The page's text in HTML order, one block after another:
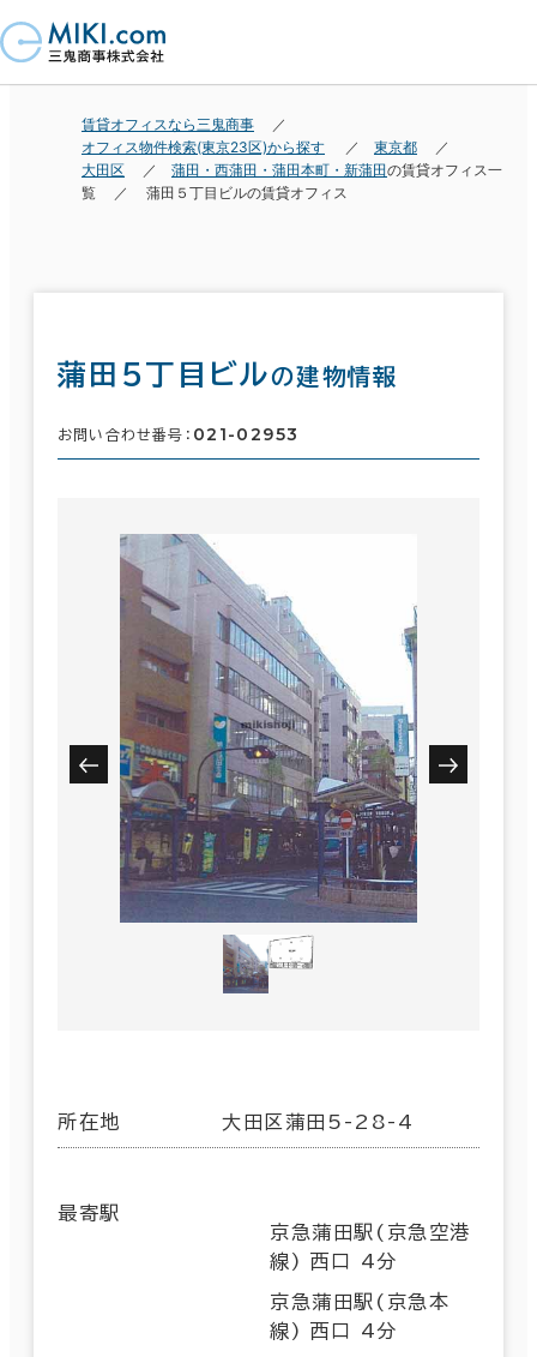
賃貸オフィスなら三鬼商事
オフィス物件検索(東京23区)から探す
東京都
大田区
蒲田・西蒲田・蒲田本町・新蒲田の賃貸オフィス一
覧
蒲田５丁目ビルの賃貸オフィス
蒲田５丁目ビルの建物情報
お問い合わせ番号： 021-02953
所在地 大田区蒲田5-28-4
最寄駅
京急蒲田駅(京急空港
線) 西口 4分
京急蒲田駅(京急本
線) 西口 4分